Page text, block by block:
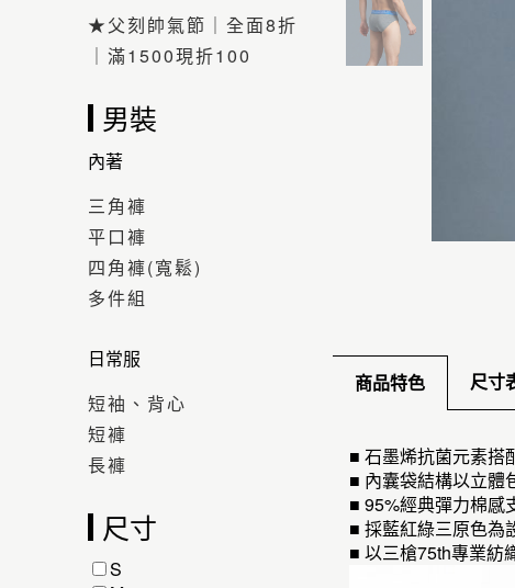
★父刻帥氣節｜全面8折
｜滿1500現折100
男裝
內著
三角褲
平口褲
四角褲(寬鬆)
多件組
日常服
短袖、背心
短褲
長褲
尺寸
S
商品特色 尺寸
■ 石墨烯抗菌元素搭
■ 內囊袋結構以立體
■ 95%經典彈力棉感
■ 採藍紅綠三原色為
■ 以三槍75th專業紡